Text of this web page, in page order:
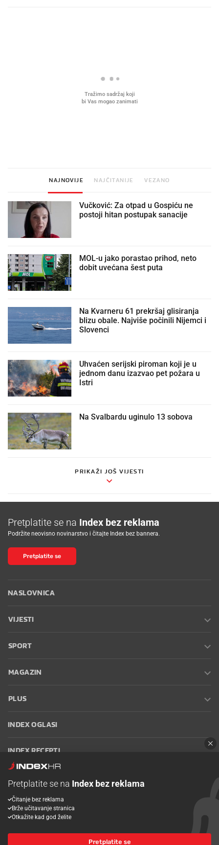
NAJNOVIJE NAJČITANIJE VEZANO
Vučković: Za otpad u Gospiću ne
postoji hitan postupak sanacije
MOL-u jako porastao prihod, neto
dobit uvećana šest puta
Na Kvarneru 61 prekršaj glisiranja
blizu obale. Najviše počinili Nijemci i
Slovenci
Uhvaćen serijski piroman koji je u
jednom danu izazvao pet požara u
Istri
Na Svalbardu uginulo 13 sobova
PRIKAŽI JOŠ VIJESTI
Pretplatite se na Index bez reklama
Podržite neovisno novinarstvo i čitajte Index bez bannera.
Pretplatite se
NASLOVNICA
VIJESTI
SPORT
MAGAZIN
PLUS
INDEX OGLASI
INDEX RECEPTI
Oglašavanje Zaposli se na Indexu
korištenja
Postavke kolačića
Pretplatite se na Index bez reklama
Čitanje bez reklama
Brže učitavanje stranica
Otkažite kad god želite
Pretplatite se